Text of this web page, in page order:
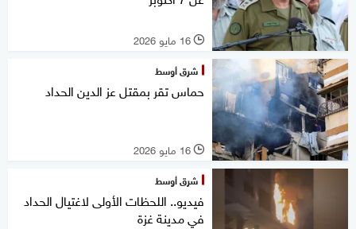
l 16 مايو 2026
شرق أوسط
حماس تقر بمقتل عز الدين الحداد
l 16 مايو 2026
شرق أوسط
فيديو.. اللحظات الأولى لاغتيال الحداد
في مدينة غزة